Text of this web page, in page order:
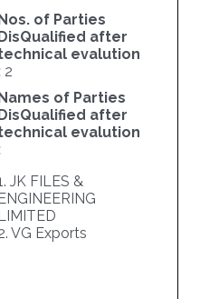
Nos. of Parties
DisQualified after
evalution
2
Names of Parties
DisQualified after
evalution
JK FILES &
ENGINEERING
LIMITED
VG Exports